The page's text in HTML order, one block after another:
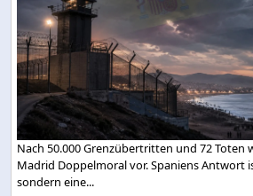
Nach 50.000 Grenzübertritten und 72 Toten
Madrid Doppelmoral vor. Spaniens Antwort
sondern eine...